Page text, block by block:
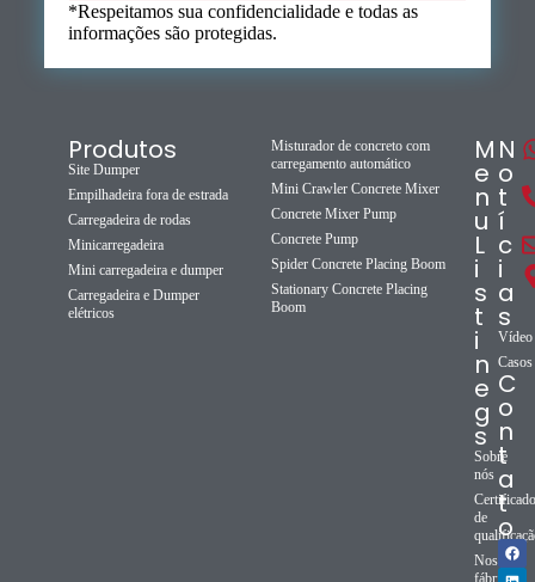
*Respeitamos sua confidencialidade e todas as
informações são protegidas.
Produtos
Site Dumper
Empilhadeira fora de estrada
Carregadeira de rodas
Minicarregadeira
Mini carregadeira e dumper
Carregadeira e Dumper
elétricos
Misturador de concreto com
carregamento automático
Mini Crawler Concrete Mixer
Concrete Mixer Pump
Concrete Pump
Spider Concrete Placing Boom
Stationary Concrete Placing
Boom
M
e
n
u
L
i
s
t
i
n
e
g
s
Sobre
nós
Certificado
de
Nossa
N
o
t
í
c
i
a
s
Vídeo
Casos
C
o
n
t
a
t
o